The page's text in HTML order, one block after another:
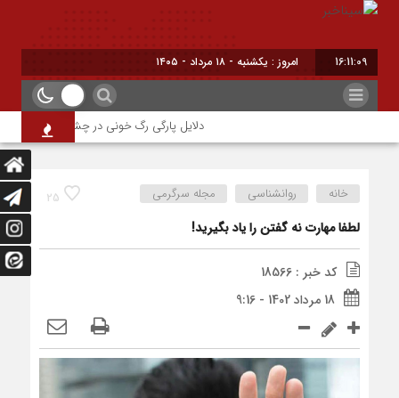
16:11:09 امروز : یکشنبه - ۱۸ مرداد - ۱۴۰۵
دلایل پارگی رگ خونی در چشم/ چه موقع باید
25 خانه روانشناسی مجله سرگرمی
لطفا مهارت نه گفتن را یاد بگیرید!
کد خبر : 18566
18 مرداد 1402 - 9:16